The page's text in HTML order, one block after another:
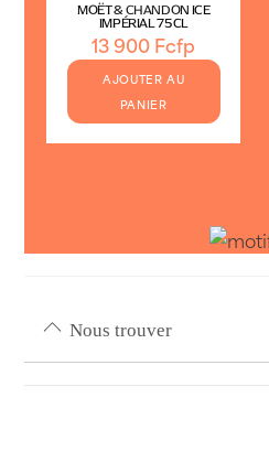
MOËT & CHANDON ICE
IMPÉRIAL 75CL
13 900Fcfp
AJOUTER AU
PANIER
Nous trouver